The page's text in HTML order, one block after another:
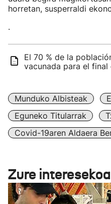
horretan, susperraldi
.
El 70 % de la
vacunada para el final
Munduko Albisteak
Eguneko Titularrak
Covid-19aren Aldaera
Zure